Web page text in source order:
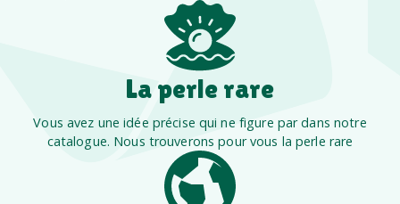
La perle rare
Vous avez une idée précise qui ne figure par dans notre
catalogue. Nous trouverons pour vous la perle rare